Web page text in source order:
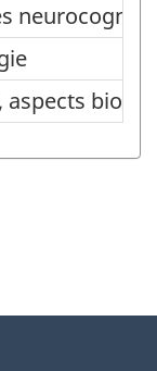
aspects
aspects